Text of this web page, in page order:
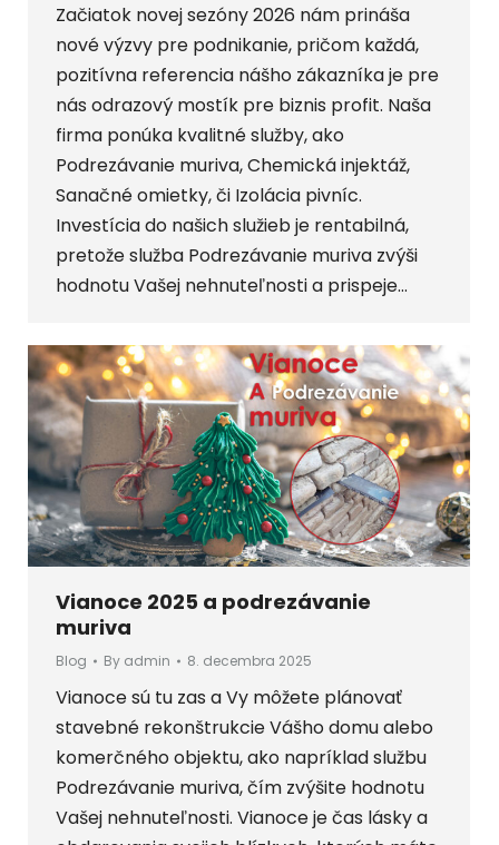
Začiatok novej sezóny 2026 nám prináša
nové výzvy pre podnikanie, pričom každá,
pozitívna referencia nášho zákazníka je pre
nás odrazový mostík pre biznis profit. Naša
firma ponúka kvalitné služby, ako
Podrezávanie muriva, Chemická injektáž,
Sanačné omietky, či Izolácia pivníc.
Investícia do našich služieb je rentabilná,
pretože služba Podrezávanie muriva zvýši
hodnotu Vašej nehnuteľnosti a prispeje…
Vianoce 2025 a podrezávanie
muriva
Blog By admin 8. decembra 2025
Vianoce sú tu zas a Vy môžete plánovať
stavebné rekonštrukcie Vášho domu alebo
komerčného objektu, ako napríklad službu
Podrezávanie muriva, čím zvýšite hodnotu
Vašej nehnuteľnosti. Vianoce je čas lásky a